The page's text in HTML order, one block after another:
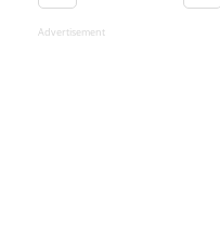
Advertisement